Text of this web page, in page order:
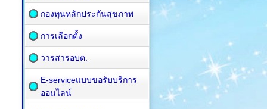
กองทุนหลักประกันสุขภาพ
การเลือกตั้ง
วารสารอบต.
E-serviceแบบขอรับบริการ
ออนไลน์